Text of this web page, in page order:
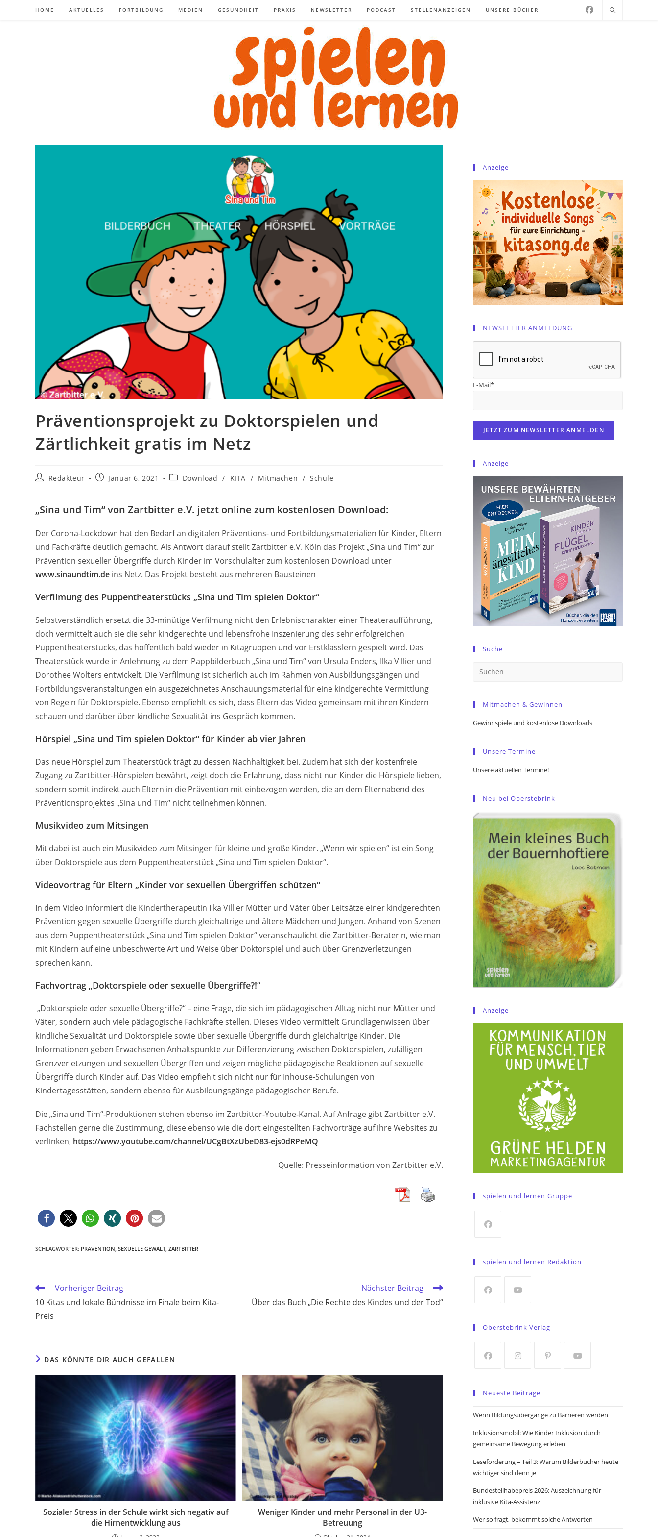
HOME AKTUELLES FORTBILDUNG MEDIEN GESUNDHEIT PRAXIS NEWSLETTER PODCAST STELLENANZEIGEN UNSERE BÜCHER
Präventionsprojekt zu Doktorspielen und
Zärtlichkeit gratis im Netz
Beitrags-
Redakteur
BeitragJanuar 6, 2021
Beitrags-
Download / KITA / Mitmachen / Schule
„Sina und Tim“ von Zartbitter e.V. jetzt online zum kostenlosen Download:
Der Corona-Lockdown hat den Bedarf an digitalen Präventions- und Fortbildungsmaterialien für Kinder, Eltern
und Fachkräfte deutlich gemacht. Als Antwort darauf stellt Zartbitter e.V. Köln das Projekt „Sina und Tim“ zur
Prävention sexueller Übergriffe durch Kinder im Vorschulalter zum kostenlosen Download unter
www.sinaundtim.de ins Netz. Das Projekt besteht aus mehreren Bausteinen
Verfilmung des Puppentheaterstücks „Sina und Tim spielen Doktor“
Selbstverständlich ersetzt die 33-minütige Verfilmung nicht den Erlebnischarakter einer Theateraufführung,
doch vermittelt auch sie die sehr kindgerechte und lebensfrohe Inszenierung des sehr erfolgreichen
Puppentheaterstücks, das hoffentlich bald wieder in Kitagruppen und vor Erstklässlern gespielt wird. Das
Theaterstück wurde in Anlehnung zu dem Pappbilderbuch „Sina und Tim“ von Ursula Enders, Ilka Villier und
Dorothee Wolters entwickelt. Die Verfilmung ist sicherlich auch im Rahmen von Ausbildungsgängen und
Fortbildungsveranstaltungen ein ausgezeichnetes Anschauungsmaterial für eine kindgerechte Vermittlung
von Regeln für Doktorspiele. Ebenso empfiehlt es sich, dass Eltern das Video gemeinsam mit ihren Kindern
schauen und darüber über kindliche Sexualität ins Gespräch kommen.
Hörspiel „Sina und Tim spielen Doktor“ für Kinder ab vier Jahren
Das neue Hörspiel zum Theaterstück trägt zu dessen Nachhaltigkeit bei. Zudem hat sich der kostenfreie
Zugang zu Zartbitter-Hörspielen bewährt, zeigt doch die Erfahrung, dass nicht nur Kinder die Hörspiele lieben,
sondern somit indirekt auch Eltern in die Prävention mit einbezogen werden, die an dem Elternabend des
Präventionsprojektes „Sina und Tim“ nicht teilnehmen können.
Musikvideo zum Mitsingen
Mit dabei ist auch ein Musikvideo zum Mitsingen für kleine und große Kinder. „Wenn wir spielen“ ist ein Song
über Doktorspiele aus dem Puppentheaterstück „Sina und Tim spielen Doktor“.
Videovortrag für Eltern „Kinder vor sexuellen Übergriffen schützen“
In dem Video informiert die Kindertherapeutin Ilka Villier Mütter und Väter über Leitsätze einer kindgerechten
Prävention gegen sexuelle Übergriffe durch gleichaltrige und ältere Mädchen und Jungen. Anhand von Szenen
aus dem Puppentheaterstück „Sina und Tim spielen Doktor“ veranschaulicht die Zartbitter-Beraterin, wie man
mit Kindern auf eine unbeschwerte Art und Weise über Doktorspiel und auch über Grenzverletzungen
sprechen kann.
Fachvortrag „Doktorspiele oder sexuelle Übergriffe?!“
„Doktorspiele oder sexuelle Übergriffe?“ – eine Frage, die sich im pädagogischen Alltag nicht nur Mütter und
Väter, sondern auch viele pädagogische Fachkräfte stellen. Dieses Video vermittelt Grundlagenwissen über
kindliche Sexualität und Doktorspiele sowie über sexuelle Übergriffe durch gleichaltrige Kinder. Die
Informationen geben Erwachsenen Anhaltspunkte zur Differenzierung zwischen Doktorspielen, zufälligen
Grenzverletzungen und sexuellen Übergriffen und zeigen mögliche pädagogische Reaktionen auf sexuelle
Übergriffe durch Kinder auf. Das Video empfiehlt sich nicht nur für Inhouse-Schulungen von
Kindertagesstätten, sondern ebenso für Ausbildungsgänge pädagogischer Berufe.
Die „Sina und Tim“-Produktionen stehen ebenso im Zartbitter-Youtube-Kanal. Auf Anfrage gibt Zartbitter e.V.
Fachstellen gerne die Zustimmung, diese ebenso wie die dort eingestellten Fachvorträge auf ihre Websites zu
verlinken, https://www.youtube.com/channel/UCgBtXzUbeD83-ejs0dRPeMQ
Quelle: Presseinformation von Zartbitter e.V.
SCHLAGWÖRTER: PRÄVENTION SEXUELLE GEWALT ZARTBITTER
Weitere
ansehen
Vorheriger Beitrag
10 Kitas und lokale Bündnisse im Finale beim Kita-
Preis
Nächster Beitrag
Über das Buch „Die Rechte des Kindes und der Tod“
DAS KÖNNTE DIR AUCH GEFALLEN
Sozialer Stress in der Schule wirkt sich negativ auf
die Hirnentwicklung aus
Weniger Kinder und mehr Personal in der U3-
Betreuung
Anzeige
NEWSLETTER ANMELDUNG
E-Mail*
Anzeige
Suche
Mitmachen & Gewinnen
Gewinnspiele und kostenlose Downloads
Unsere Termine
Unsere aktuellen Termine!
Neu bei Oberstebrink
Anzeige
spielen und lernen Gruppe
a
tab
spielen und lernen Redaktion
a
tab
Oberstebrink Verlag
a
new
a
new
new
Neueste Beiträge
Wenn Bildungsübergänge zu Barrieren werden
Inklusionsmobil: Wie Kinder Inklusion durch
gemeinsame Bewegung erleben
Leseförderung – Teil 3: Warum Bilderbücher heute
wichtiger sind denn je
Bundesteilhabepreis 2026: Auszeichnung für
inklusive Kita-Assistenz
Wer so fragt, bekommt solche Antworten